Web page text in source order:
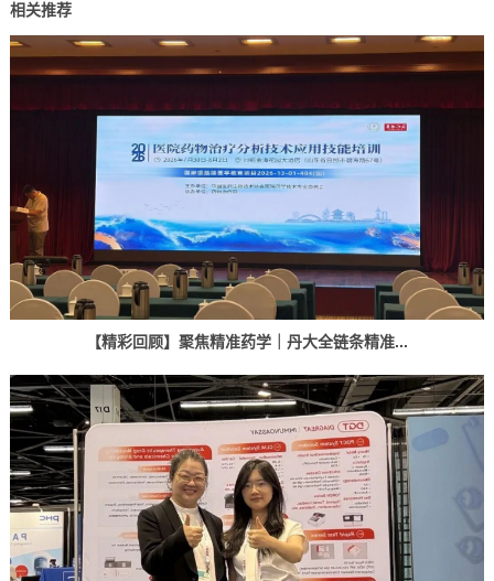
相关推荐
【精彩回顾】聚焦精准药学｜丹大全链条精准...